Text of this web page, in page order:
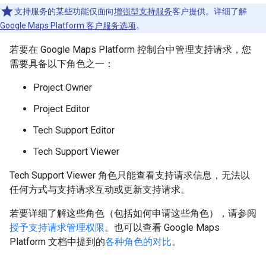
支持服务的某些功能仅面向增强型支持服务客户提供。详细了解
Google Maps Platform 客户服务选项。
若要在 Google Maps Platform 控制台中管理支持请求，您
需要具备以下角色之一：
Project Owner
Project Editor
Tech Support Editor
Tech Support Viewer
Tech Support Viewer 角色只能查看支持请求信息，无法以
任何方式与支持请求互动或更新支持请求。
若要详细了解这些角色（包括如何申请这些角色），请参阅
授予支持请求管理权限。也可以查看 Google Maps
Platform 文档中提到的各种角色的对比。